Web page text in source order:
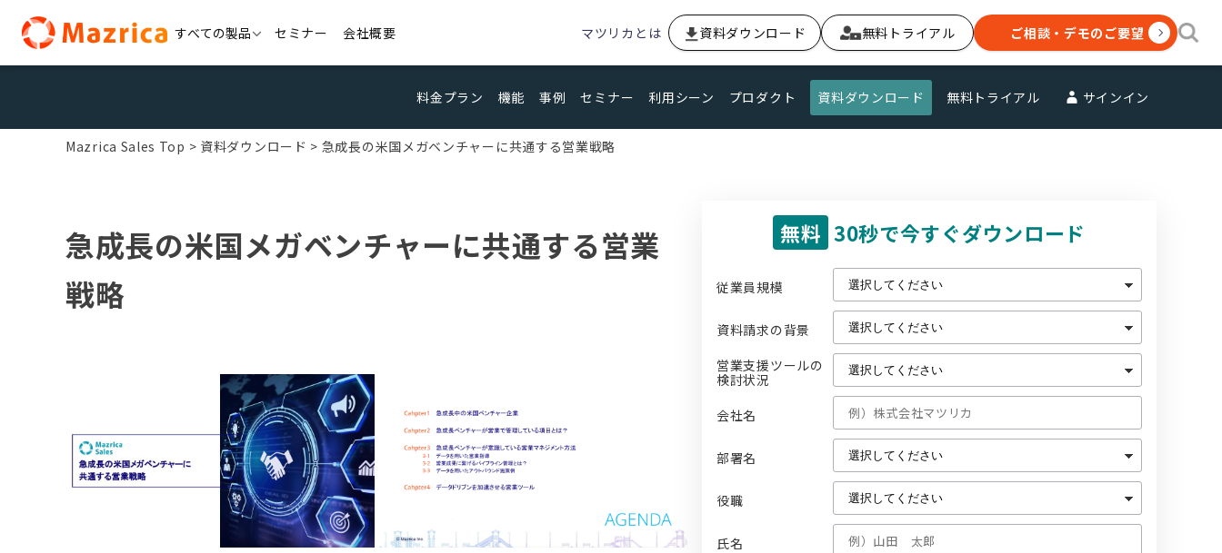
content
すべての製品 セミナー 会社概要 マツリカとは 資料ダウンロード 無料トライアル ご相談・デモのご要望
料金プラン 機能 事例 セミナー 利用シーン プロダクト 資料ダウンロード 無料トライアル サインイン
Mazrica Sales Top 資料ダウンロード 急成長の米国メガベンチャーに共通する営業戦略
急成長の米国メガベンチャーに共通する営業
戦略
無料 30秒で今すぐダウンロード
従業員規模
資料請求の背景
営業支援ツールの
検討状況
会社名
部署名
役職
氏名